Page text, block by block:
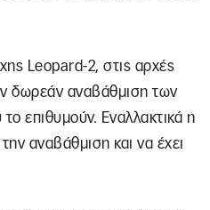
Leopard-2, στις αρχές
δωρεάν αναβάθμιση των
επιθυμούν. Εναλλακτικά η
αναβάθμιση και να έχει